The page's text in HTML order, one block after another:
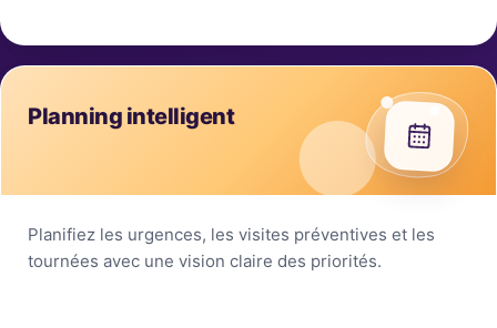
Planning intelligent
Planifiez les urgences, les visites préventives et les
tournées avec une vision claire des priorités.